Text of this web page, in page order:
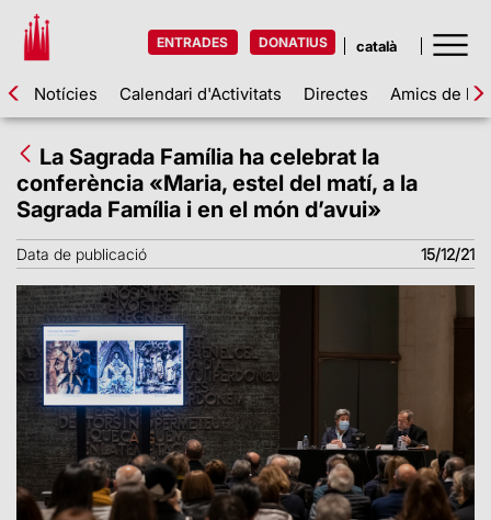
ENTRADES DONATIUS
Notícies Calendari d'Activitats Directes Amics de la
La Sagrada Família ha celebrat la
conferència «Maria, estel del matí, a la
Sagrada Família i en el món d’avui»
Data de publicació 15/12/21